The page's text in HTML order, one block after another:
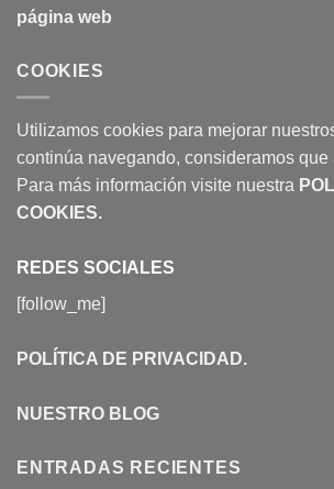
página web
COOKIES
Utilizamos cookies para mejorar
continúa navegando, consideramos que
Para más información visite nuestra
COOKIES.
REDES SOCIALES
[follow_me]
POLÍTICA DE PRIVACIDAD.
NUESTRO BLOG
ENTRADAS RECIENTES